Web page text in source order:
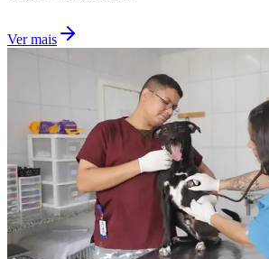
Ver mais